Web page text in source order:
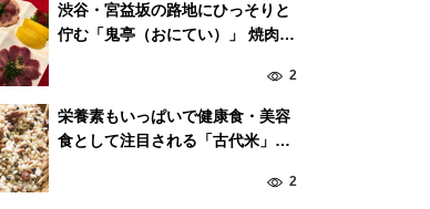
渋谷・宮益坂の路地にひっそりと
佇む「鬼亭（おにてい）」 焼肉ス
2
栄養素もいっぱいで健康食・美容
食として注目される「古代米」っ
2